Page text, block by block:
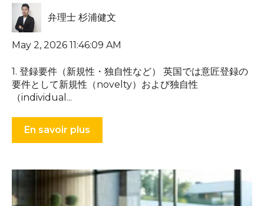
弁理士 杉浦健文
May 2, 2026 11:46:09 AM
1. 登録要件（新規性・独自性など） 英国では意匠登録の
要件として新規性（novelty）および独自性
（individual...
En savoir plus